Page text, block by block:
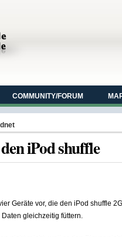
COMMUNITY/FORUM
iPod shuffle
Geräte vor, die den iPod shuffle
gleichzeitig füttern.